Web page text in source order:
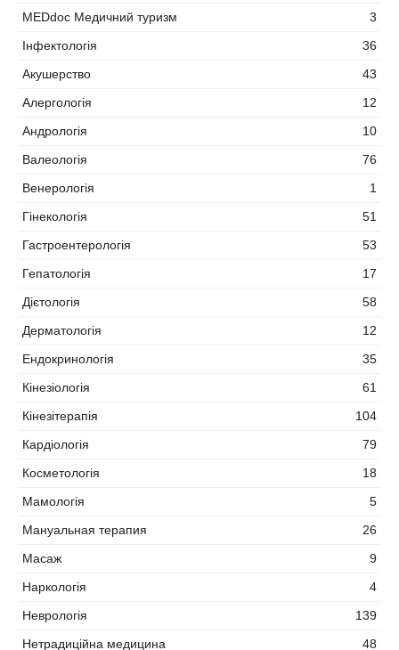
MEDdoc Медичний туризм
3
Інфектологія
36
Акушерство
43
Алергологія
12
Андрологія
10
Валеологія
76
Венерологія
1
Гінекологія
51
Гастроентерологія
53
Гепатологія
17
Дієтологія
58
Дерматологія
12
Ендокринологія
35
Кінезіологія
61
Кінезітерапія
104
Кардіологія
79
Косметологія
18
Мамологія
5
Мануальная терапия
26
Масаж
9
Наркологія
4
Неврологія
139
Нетрадиційна медицина
48